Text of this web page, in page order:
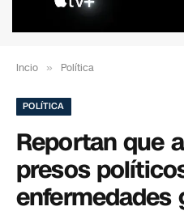
Incio » Política
POLÍTICA
Reportan que
presos
enfermedades